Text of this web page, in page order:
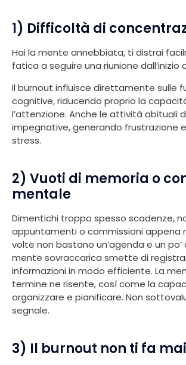
1) Difficoltà di
Hai la mente annebbiata, ti distrai
fatica a seguire una riunione dall’inizio
Il burnout influisce direttamente sulle
cognitive, riducendo proprio la
l’attenzione. Anche le attività abituali
impegnative, generando frustrazione
stress.
2) Vuoti di memoria o
mentale
Dimentichi troppo spesso scadenze,
appuntamenti o commissioni appena
volte non bastano un’agenda e un po’
mente sovraccarica smette di
informazioni in modo efficiente. La
termine ne risente, così come la
organizzare e pianificare. Non
segnale.
3) Il burnout non ti fa